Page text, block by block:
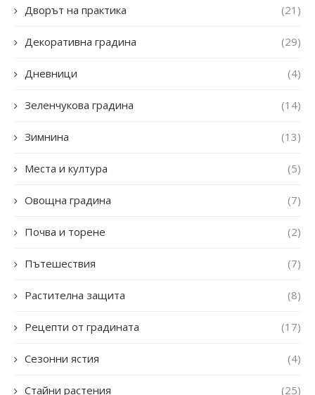
Дворът на практика (21)
Декоративна градина (29)
Дневници (4)
Зеленчукова градина (14)
Зимнина (13)
Места и култура (5)
Овощна градина (7)
Почва и торене (2)
Пътешествия (7)
Растителна защита (8)
Рецепти от градината (17)
Сезонни ястия (4)
Стайни растения (25)